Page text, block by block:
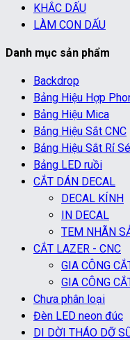
KHẮC DẤU
LÀM CON DẤU
Danh mục sản phẩm
Backdrop
Bảng Hiệu Hợp
Bảng Hiệu Mica
Bảng Hiệu Sắt CNC
Bảng Hiệu Sắt Rỉ
Bảng LED ruồi
CẮT DÁN DECAL
DECAL KÍNH
IN DECAL
TEM NHÃN
CẮT LAZER - CNC
GIA CÔNG
GIA CÔNG
Chưa phân loại
Đèn LED neon đúc
DI DỜI THÁO DỠ